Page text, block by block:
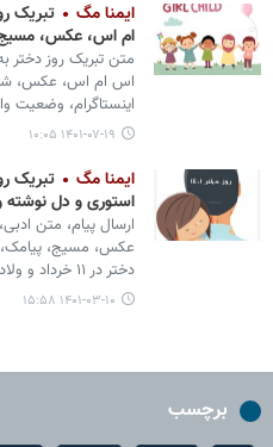
ایمنا مگ
ام اس، عکس، مسیج و
متن تبریک روز دختر
اس ام اس، عکس،
اینستاگرام، وضعیت
۱۴۰۱-۰۷-۱۹ ۱۰:۰۵
ایمنا مگ
استوری و دل
ارسال پیام، متن
عکس، مسیج،
دختر در ۱۱ خرداد و ولادت حضرت معصومه (س) مرسوم است.
۱۴۰۱-۰۳-۱۰ ۱۵:۵۸
برچسب